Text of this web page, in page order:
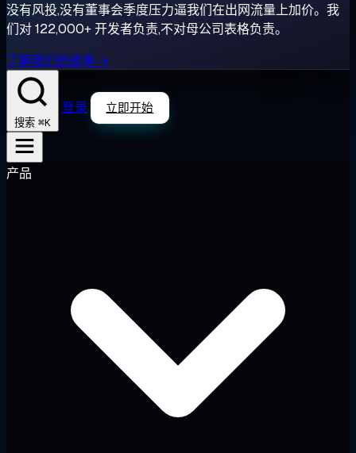
没有风投,没有董事会季度压力逼我们在出网流量上加价。我
们对 122,000+ 开发者负责,不对母公司表格负责。
了解我们的故事 →
搜索 ⌘K
登录 立即开始
产品